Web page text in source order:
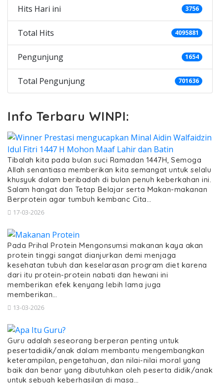
Hits Hari ini 3756
Total Hits 4095881
Pengunjung 1654
Total Pengunjung 701636
Info Terbaru WINPI:
Tibalah kita pada bulan suci Ramadan 1447H, Semoga
Allah senantiasa memberikan kita semangat untuk selalu
khusyuk dalam beribadah di bulan penuh keberkahan ini.
Salam hangat dan Tetap Belajar serta Makan-makanan
Berprotein agar tumbuh kembanc Cita…
17-03-2026
Pada Prihal Protein Mengonsumsi makanan kaya akan
protein tinggi sangat dianjurkan demi menjaga
kesehatan tubuh dan keselarasan program diet karena
dari itu protein-protein nabati dan hewani ini
memberikan efek kenyang lebih lama juga
memberikan…
13-03-2026
Guru adalah seseorang berperan penting untuk
pesertadidik/anak dalam membantu mengembangkan
keterampilan, pengetahuan, dan nilai-nilai moral yang
baik dan benar yang dibutuhkan oleh peserta didik/anak
untuk sebuah keberhasilan di masa…